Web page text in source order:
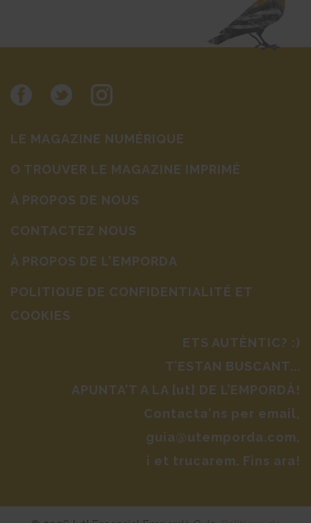
LE MAGAZINE NUMÉRIQUE
O TROUVER LE MAGAZINE IMPRIMÉ
À PROPOS DE NOUS
CONTACTEZ NOUS
À PROPOS DE L'EMPORDA
POLITIQUE DE CONFIDENTIALITÉ ET
COOKIES
ETS AUTÈNTIC? :)
T’ESTAN BUSCANT...
APUNTA’T A LA [ut] DE L’EMPORDÀ!
Contacta'ns per email,
guia@utemporda.com,
i et trucarem. Fins ara!